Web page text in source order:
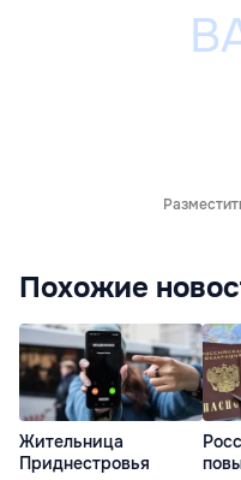
Похожие
Жительница
Приднестровья